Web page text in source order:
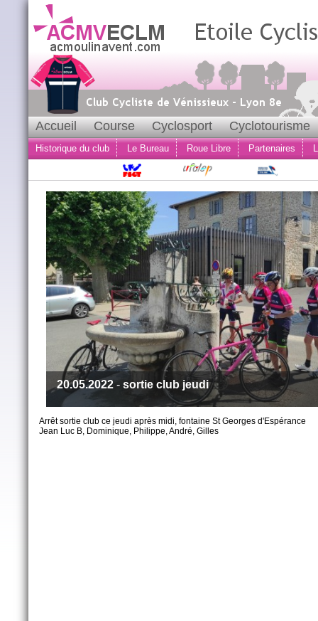
Accueil Course Cyclosport Cyclotourisme
Historique du club Le Bureau Roue Libre Partenaires
20.05.2022 - sortie club jeudi
Arrêt sortie club ce jeudi après midi, fontaine St Georges d'Espérance
Jean Luc B, Dominique, Philippe, André, Gilles